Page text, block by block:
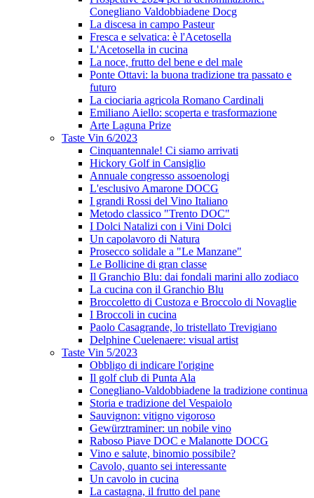
Conegliano Valdobbiadene Docg
La discesa in campo Pasteur
Fresca e selvatica: è l'Acetosella
L'Acetosella in cucina
La noce, frutto del bene e del male
Ponte Ottavi: la buona tradizione tra passato e
futuro
La ciociaria agricola Romano Cardinali
Emiliano Aiello: scoperta e trasformazione
Arte Laguna Prize
Taste Vin 6/2023
Cinquantennale! Ci siamo arrivati
Hickory Golf in Cansiglio
Annuale congresso assoenologi
L'esclusivo Amarone DOCG
I grandi Rossi del Vino Italiano
Metodo classico "Trento DOC"
I Dolci Natalizi con i Vini Dolci
Un capolavoro di Natura
Prosecco solidale a "Le Manzane"
Le Bollicine di gran classe
Il Granchio Blu: dai fondali marini allo zodiaco
La cucina con il Granchio Blu
Broccoletto di Custoza e Broccolo di Novaglie
I Broccoli in cucina
Paolo Casagrande, lo tristellato Trevigiano
Delphine Cuelenaere: visual artist
Taste Vin 5/2023
Obbligo di indicare l'origine
Il golf club di Punta Ala
Conegliano-Valdobbiadene la tradizione continua
Storia e tradizione del Vespaiolo
Sauvignon: vitigno vigoroso
Gewürztraminer: un nobile vino
Raboso Piave DOC e Malanotte DOCG
Vino e salute, binomio possibile?
Cavolo, quanto sei interessante
Un cavolo in cucina
La castagna, il frutto del pane